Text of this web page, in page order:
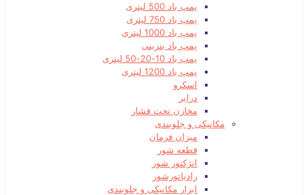
پمپ باد 500 لیتری
پمپ باد 750 لیتری
پمپ باد 1000 لیتری
پمپ باد بنزینی
پمپ باد 10-20-50 لیتری
پمپ باد 1200 لیتری
اسکرو
درایر
مخازن تحت فشار
مکانیکی و جلوبندی
میزان فرمان
قطعه شور
انژکتور شور
رادیاتورشور
ابزار مکانیکی و جلوبندی